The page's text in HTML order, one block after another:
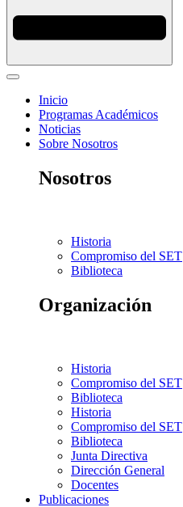
Inicio
Programas Académicos
Noticias
Sobre Nosotros
Nosotros
Historia
Compromiso del SET
Biblioteca
Organización
Historia
Compromiso del SET
Biblioteca
Historia
Compromiso del SET
Biblioteca
Junta Directiva
Dirección General
Docentes
Publicaciones